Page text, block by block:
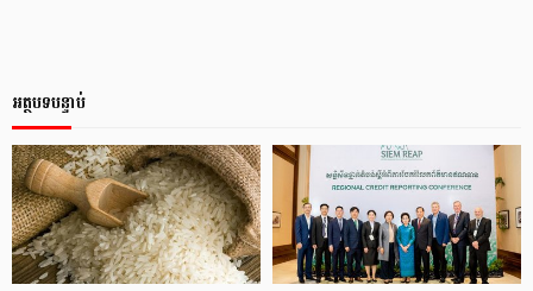
អត្ថបទបន្ទាប់